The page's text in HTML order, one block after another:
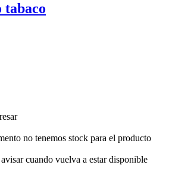
tabaco
no tenemos stock para el producto
cuando vuelva a estar disponible